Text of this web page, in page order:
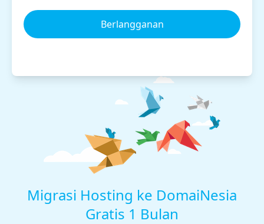
Berlangganan
Migrasi Hosting ke DomaiNesia
Gratis 1 Bulan